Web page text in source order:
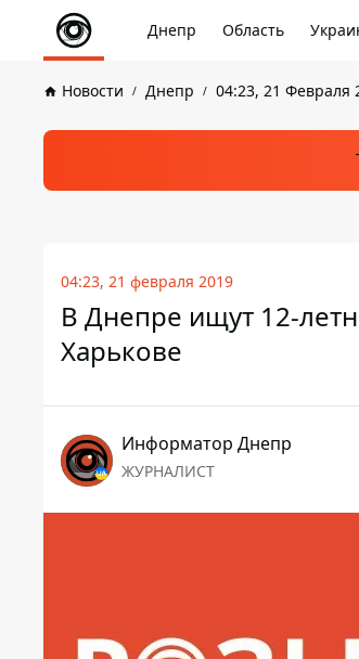
Днепр Область
Новости Днепр 04:23, 21 Февраля
04:23, 21 февраля 2019
В Днепре ищут 12-
Харькове
Информатор Днепр
ЖУРНАЛИСТ